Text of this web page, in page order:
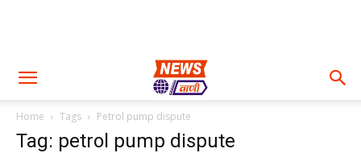
Home Tags Petrol pump dispute
Tag: petrol pump dispute